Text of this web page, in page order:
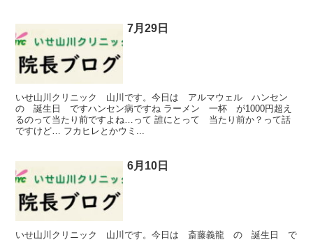
7月29日
いせ山川クリニック 山川です。今日は アルマウェル ハンセン
の 誕生日 ですハンセン病ですね ラーメン 一杯 が1000円超え
るのって当たり前ですよね…って 誰にとって 当たり前か？って話
ですけど… フカヒレとかウミ...
6月10日
いせ山川クリニック 山川です。今日は 斎藤義龍 の 誕生日 で